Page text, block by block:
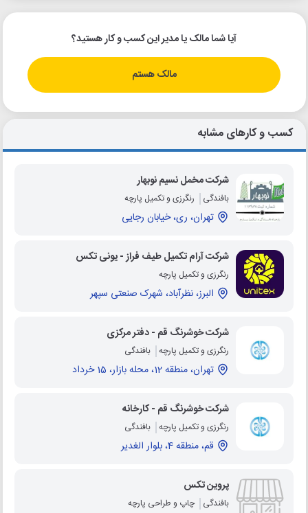
آیا شما مالک یا مدیر این کسب و کار هستید؟
مالک هستم
کسب و کارهای مشابه
شرکت مخمل نسیم نوبهار
بافندگی رنگرزی و تکمیل پارچه
تهران، ری، خیابان رجایی
شرکت آرام تکمیل طیف فراز - یونی تکس
رنگرزی و تکمیل پارچه
البرز، نظرآباد، شهرک صنعتی سپهر
شرکت خوشرنگ قم - دفتر مرکزی
رنگرزی و تکمیل پارچه بافندگی
تهران، منطقه 12، محله بازار، 15 خرداد
شرکت خوشرنگ قم - کارخانه
رنگرزی و تکمیل پارچه بافندگی
قم، منطقه 4، بلوار الغدیر
پروین تکس
بافندگی چاپ و طراحی پارچه